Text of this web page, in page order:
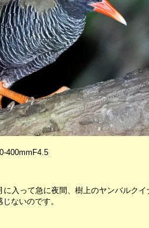
400mmF4.5
入って急に夜間、樹上のヤンバルク
ないのです。